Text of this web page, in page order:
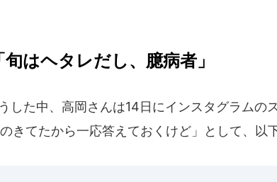
旬はヘタレだし、臆病者」
した中、高岡さんは14日にインスタグラムの
きてたから一応答えておくけど」として、以